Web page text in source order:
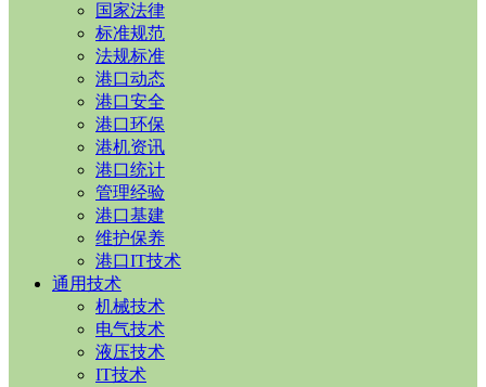
国家法律
标准规范
法规标准
港口动态
港口安全
港口环保
港机资讯
港口统计
管理经验
港口基建
维护保养
港口IT技术
通用技术
机械技术
电气技术
液压技术
IT技术